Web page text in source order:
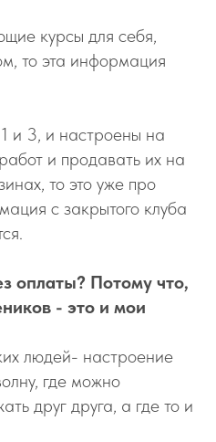
курсы для себя,
то эта информация
и 3, и настроены на
и продавать их на
то это уже про
с закрытого клуба
оплаты? Потому что,
- это и мои
людей- настроение
где можно
друг друга, а где то и